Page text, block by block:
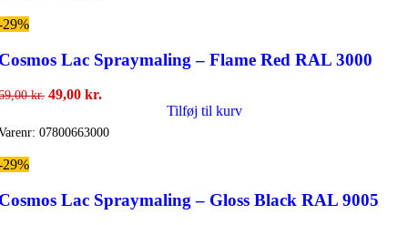
29%
Lac Spraymaling – Flame Red RAL 3000
kr. Den
pris
49,00 kr.
pris
Tilføj til kurv
07800663000
29%
Lac Spraymaling – Gloss Black RAL 9005